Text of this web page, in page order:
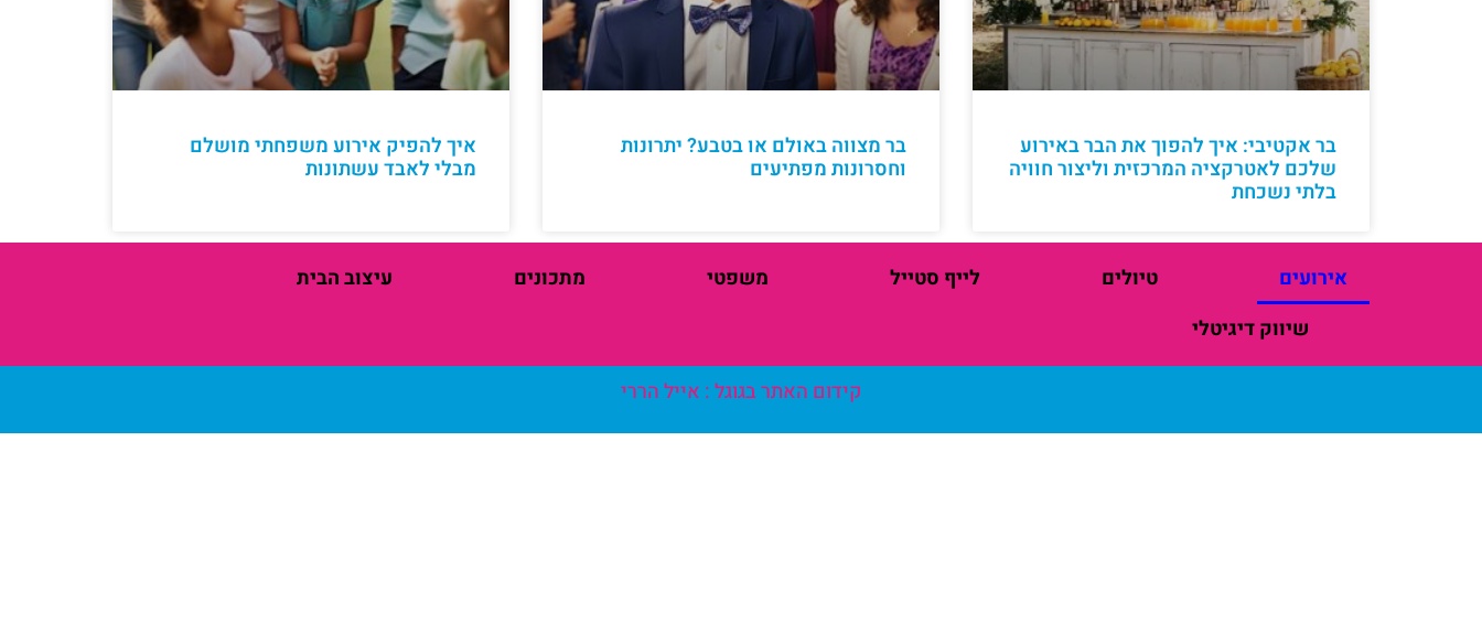
בר אקטיבי: איך להפוך את הבר באירוע
שלכם לאטרקציה המרכזית וליצור חוויה
בלתי נשכחת
בר מצווה באולם או בטבע? יתרונות
וחסרונות מפתיעים
איך להפיק אירוע משפחתי מושלם
מבלי לאבד עשתונות
אירועים טיולים לייף סטייל משפטי מתכונים
עיצוב הבית
שיווק דיגיטלי
קידום האתר בגוגל : אייל הררי